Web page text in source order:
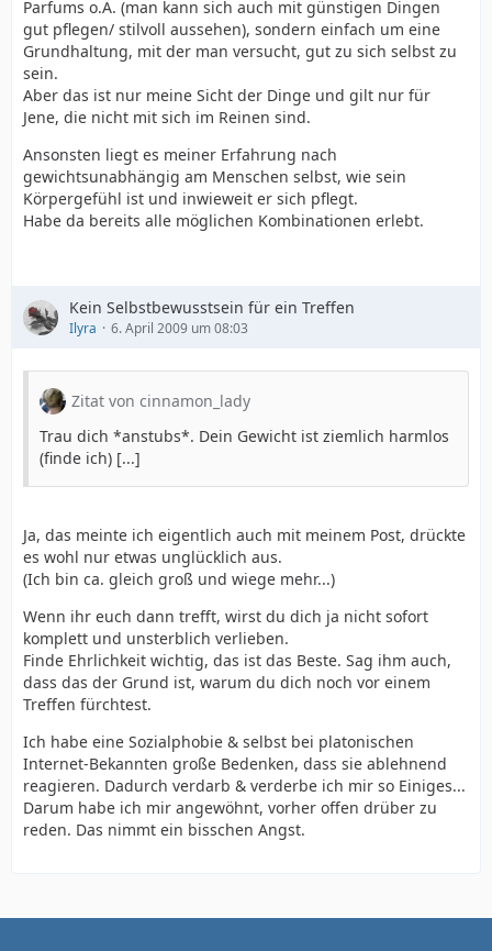
Parfums o.Ä. (man kann sich auch mit günstigen Dingen
gut pflegen/ stilvoll aussehen), sondern einfach um eine
Grundhaltung, mit der man versucht, gut zu sich selbst zu
sein.
Aber das ist nur meine Sicht der Dinge und gilt nur für
Jene, die nicht mit sich im Reinen sind.
Ansonsten liegt es meiner Erfahrung nach
gewichtsunabhängig am Menschen selbst, wie sein
Körpergefühl ist und inwieweit er sich pflegt.
Habe da bereits alle möglichen Kombinationen erlebt.
Kein Selbstbewusstsein für ein Treffen
Ilyra 6. April 2009 um 08:03
Zitat von cinnamon_lady
Trau dich *anstubs*. Dein Gewicht ist ziemlich harmlos
(finde ich) [...]
Ja, das meinte ich eigentlich auch mit meinem Post, drückte
es wohl nur etwas unglücklich aus.
(Ich bin ca. gleich groß und wiege mehr...)
Wenn ihr euch dann trefft, wirst du dich ja nicht sofort
komplett und unsterblich verlieben.
Finde Ehrlichkeit wichtig, das ist das Beste. Sag ihm auch,
dass das der Grund ist, warum du dich noch vor einem
Treffen fürchtest.
Ich habe eine Sozialphobie & selbst bei platonischen
Internet-Bekannten große Bedenken, dass sie ablehnend
reagieren. Dadurch verdarb & verderbe ich mir so Einiges...
Darum habe ich mir angewöhnt, vorher offen drüber zu
reden. Das nimmt ein bisschen Angst.